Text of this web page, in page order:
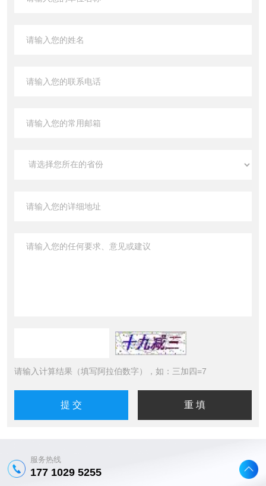
请输入计算结果（填写阿拉伯数字），如：三加四=7
服务热线
177 1029 5255